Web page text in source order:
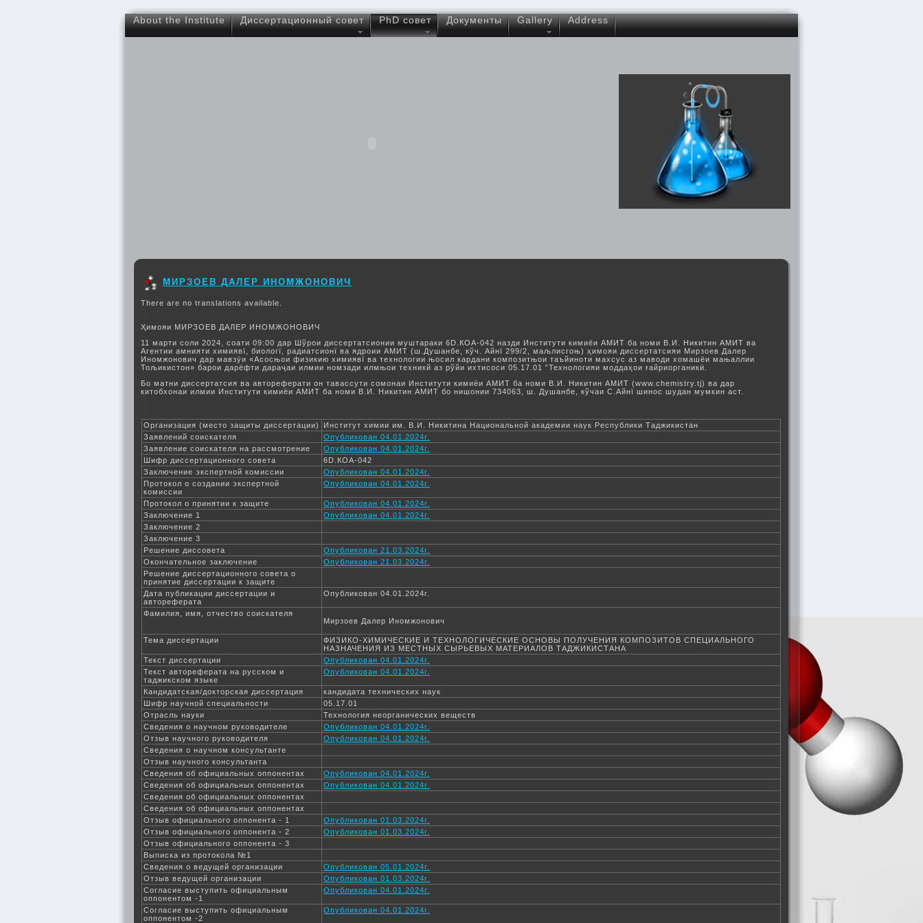
About the Institute Диссертационный совет PhD совет Документы Gallery Address
МИРЗОЕВ ДАЛЕР ИНОМЖОНОВИЧ
There are no translations available.
Ҳимояи МИРЗОЕВ ДАЛЕР ИНОМЖОНОВИЧ
11 марти соли 2024, соати 09:00 дар Шўрои диссертатсионии муштараки 6D.КОА-042 назди Институти кимиёи АМИТ ба номи В.И. Никитин АМИТ ва
Агентии амнияти химиявї, биологї, радиатсионї ва ядроии АМИТ (ш.Душанбе, кўч. Айнї 299/2, маљлисгоњ) ҳимояи диссертатсияи Мирзоев Далер
Иномжонович дар мавзӯи «Асосњои физикию химиявї ва технологии њосил кардани композитњои таъйиноти махсус аз маводи хомашёи мањаллии
Тољикистон» барои дарёфти дараҷаи илмии номзади илмњои техникй аз рўйи ихтисоси 05.17.01 ‟Технологияи моддаҳои ғайриорганикӣ.
Бо матни диссертатсия ва автореферати он тавассути сомонаи Институти кимиёи АМИТ ба номи В.И. Никитин АМИТ (www.chemistry.tj) ва дар
китобхонаи илмии Институти кимиёи АМИТ ба номи В.И. Никитин АМИТ бо нишонии 734063, ш. Душанбе, кўчаи С.Айнї шинос шудан мумкин аст.
Организация (место защиты диссертации)
Институт химии им. В.И. Никитина Национальной академии наук Республики Таджикистан
Заявлений соискателя
Опубликован 04.01.2024г.
Заявление соискателя на рассмотрение
Опубликован 04.01.2024г.
Шифр диссертационного совета
6D.КОА-042
Заключение экспертной комиссии
Опубликован 04.01.2024г.
Протокол о создании экспертной
комиссии
Опубликован 04.01.2024г.
Протокол о принятии к защите
Опубликован 04.01.2024г.
Заключение 1
Опубликован 04.01.2024г.
Заключение 2
Заключение 3
Решение диссовета
Опубликован 21.03.2024г.
Окончательное заключение
Опубликован 21.03.2024г.
Решение диссертационного совета о
принятие диссертации к защите
Дата публикации диссертации и
автореферата
Опубликован 04.01.2024г.
Фамилия, имя, отчество соискателя
Мирзоев Далер Иномжонович
Тема диссертации
ФИЗИКО-ХИМИЧЕСКИЕ И ТЕХНОЛОГИЧЕСКИЕ ОСНОВЫ ПОЛУЧЕНИЯ КОМПОЗИТОВ СПЕЦИАЛЬНОГО
НАЗНАЧЕНИЯ ИЗ МЕСТНЫХ СЫРЬЕВЫХ МАТЕРИАЛОВ ТАДЖИКИСТАНА
Текст диссертации
Опубликован 04.01.2024г.
Текст автореферата на русском и
таджикском языке
Опубликован 04.01.2024г.
Кандидатская/докторская диссертация
кандидата технических наук
Шифр научной специальности
05.17.01
Отрасль науки
Технология неорганических веществ
Сведения о научном руководителе
Опубликован 04.01.2024г.
Отзыв научного руководителя
Опубликован 04.01.2024г.
Сведения о научном консультанте
Отзыв научного консультанта
Сведения об официальных оппонентах
Опубликован 04.01.2024г.
Сведения об официальных оппонентах
Опубликован 04.01.2024г.
Сведения об официальных оппонентах
Сведения об официальных оппонентах
Отзыв официального оппонента - 1
Опубликован 01.03.2024г.
Отзыв официального оппонента - 2
Опубликован 01.03.2024г.
Отзыв официального оппонента - 3
Выписка из протокола №1
Сведения о ведущей организации
Опубликован 05.01.2024г.
Отзыв ведущей организации
Опубликован 01.03.2024г.
Согласие выступить официальным
оппонентом -1
Опубликован 04.01.2024г.
Согласие выступить официальным
оппонентом -2
Опубликован 04.01.2024г.